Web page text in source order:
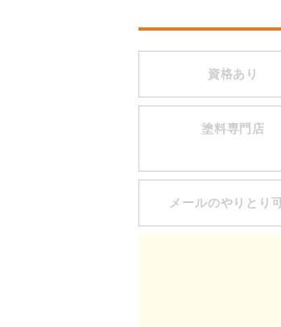
資格あり
塗料専門店
メールのやりとり